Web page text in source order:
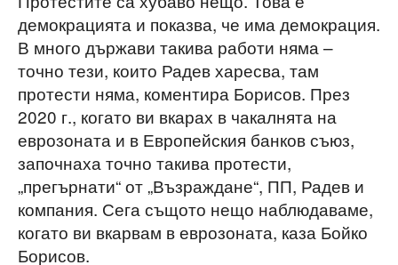
демокрацията и показва, че има демокрация.
В много държави такива работи няма –
точно тези, които Радев харесва, там
протести няма, коментира Борисов. През
2020 г., когато ви вкарах в чакалнята на
еврозоната и в Европейския банков съюз,
започнаха точно такива протести,
„прегърнати“ от „Възраждане“, ПП, Радев и
компания. Сега същото нещо наблюдаваме,
когато ви вкарвам в еврозоната, каза Бойко
Борисов.